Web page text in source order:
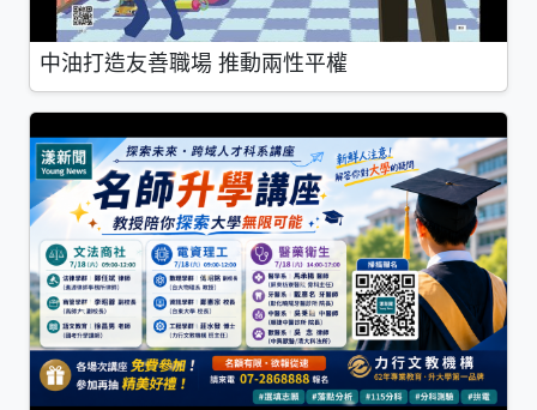
中油打造友善職場 推動兩性平權